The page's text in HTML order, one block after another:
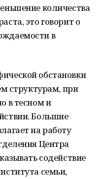
количества
это говорит о
в
обстановки
структурам, при
в тесном и
Большие
на работу
Центра
содействие
семьи,